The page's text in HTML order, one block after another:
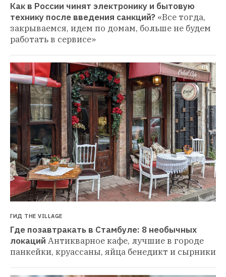
Как в России чинят электронику и бытовую
технику после введения санкций? «Все тогда,
закрываемся, идем по домам, больше не будем
работать в сервисе»
ГИД THE VILLAGE
Где позавтракать в Стамбуле: 8 необычных
локаций Антикварное кафе, лучшие в городе
панкейки, круассаны, яйца бенедикт и сырники